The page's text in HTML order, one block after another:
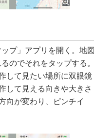
プ」アプリを開く。地図
のでそれをタップする。
して見たい場所に双眼鏡
して見える向きや大きさ
向が変わり、ピンチイ